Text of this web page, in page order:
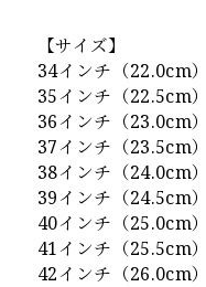
【サイズ】
34インチ（22.0cm）
35インチ（22.5cm）
36インチ（23.0cm）
37インチ（23.5cm）
38インチ（24.0cm）
39インチ（24.5cm）
40インチ（25.0cm）
41インチ（25.5cm）
42インチ（26.0cm）